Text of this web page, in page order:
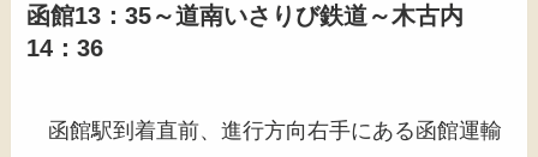
函館13：35～道南いさりび鉄道～木古内
14：36
函館駅到着直前、進行方向右手にある函館運輸